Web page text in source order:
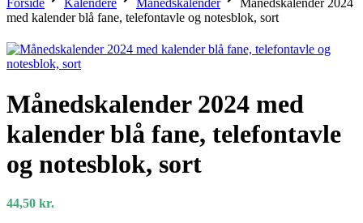
Forside Kalendere Månedskalender
Månedskalender 2024
med kalender blå fane, telefontavle og notesblok, sort
Månedskalender 2024 med
kalender blå fane, telefontavle
og notesblok, sort
44,50 kr.